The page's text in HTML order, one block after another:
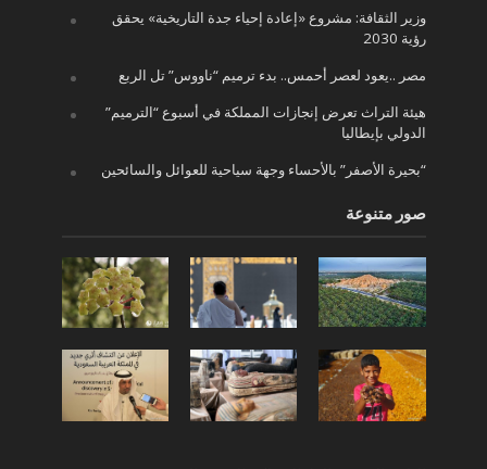
وزير الثقافة: مشروع «إعادة إحياء جدة التاريخية» يحقق
رؤية 2030
مصر ..يعود لعصر أحمس.. بدء ترميم “ناووس” تل الربع
هيئة التراث تعرض إنجازات المملكة في أسبوع “الترميم”
الدولي بإيطاليا
“بحيرة الأصفر” بالأحساء وجهة سياحية للعوائل والسائحين
صور متنوعة